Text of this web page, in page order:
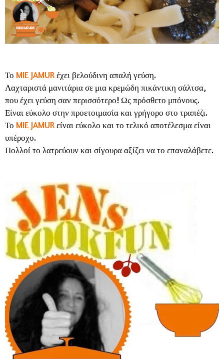
Το MIE JAMUR έχει βελούδινη απαλή γεύση.
Λαχταριστά μανιτάρια σε μια κρεμώδη πικάντικη σάλτσα,
που έχει γεύση σαν περισσότερο! Ως πρόσθετο μπόνους.
Είναι εύκολο στην προετοιμασία και γρήγορο στο τραπέζι.
Το MIE JAMUR είναι εύκολο και το τελικό αποτέλεσμα είναι
υπέροχο.
Πολλοί το λατρεύουν και σίγουρα αξίζει να το επαναλάβετε.